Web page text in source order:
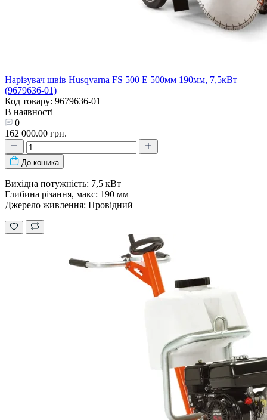
Нарізувач швів Husqvarna FS 500 E 500мм 190мм, 7,5кВт
(9679636-01)
Код товару: 9679636-01
В наявності
0
162 000.00 грн.
До кошика
Вихідна потужність: 7,5 кВт
Глибина різання, макс: 190 мм
Джерело живлення: Провідний